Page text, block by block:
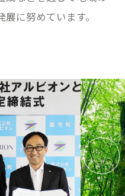
に努めています。